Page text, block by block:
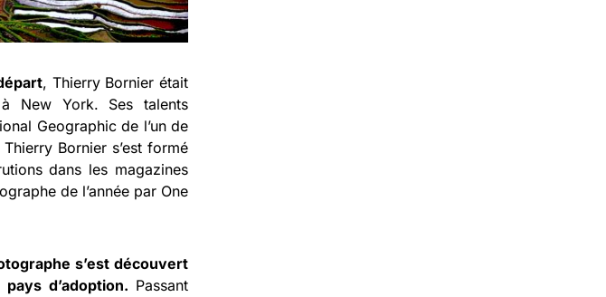
, Thierry Bornier était
New York. Ses talents
Geographic de l’un de
Bornier s’est formé
dans les magazines
de l’année par One
s’est découvert
d’adoption. Passant